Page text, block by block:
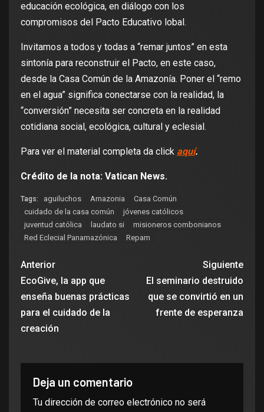
educación ecológica, en diálogo con los
compromisos del Pacto Educativo lobal.
Invitamos a todos y todas a “remar juntos” en esta
sintonía para reconstruir el Pacto, en este caso,
desde la Casa Común de la Amazonía. Poner el “remo
en el agua” significa conectarse con la realidad, la
“conversión” necesita ser concreta en la realidad
cotidiana social, ecológica, cultural y eclesial.
Para ver el material completa da click aquí.
Crédito de la nota: Vatican News.
Tags: aguiluchos Amazonia
Casa Común
cuidado de la casa común
jóvenes católicos
juventud católica
laudato si
misioneros combonianos
Red Eclecial Panamazónica
Repam
Anterior
EcoGive, la app que
enseña buenas prácticas
para el cuidado de la
creación
Siguiente
El seminario destruido
que se convirtió en un
frente de esperanza
Deja un comentario
Tu dirección de correo electrónico no será